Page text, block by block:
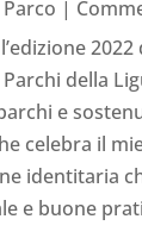
|
della
e
celebra il
identitaria
e buone